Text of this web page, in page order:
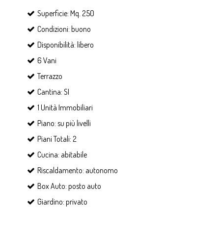
Superficie: Mq. 250
Condizioni: buono
Disponibilità: libero
6 Vani
Terrazzo
Cantina: SI
1 Unità Immobiliari
Piano: su più livelli
Piani Totali: 2
Cucina: abitabile
Riscaldamento: autonomo
Box Auto: posto auto
Giardino: privato